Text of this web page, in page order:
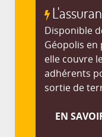
Disponible
Géopolis en
elle couvre
adhérents
sortie de
EN